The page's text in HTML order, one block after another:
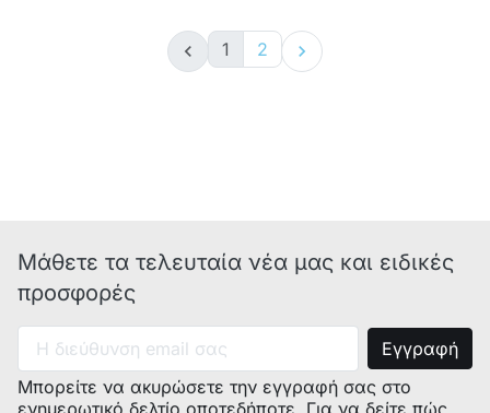
 1 2 
Μάθετε τα τελευταία νέα μας και ειδικές
προσφορές
Μπορείτε να ακυρώσετε την εγγραφή σας στο
ενημερωτικό δελτίο οποτεδήποτε. Για να δείτε πώς,